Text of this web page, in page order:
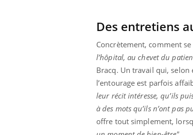
Des entretiens
Concrètement, comment
l’hôpital, au chevet du
Bracq. Un travail qui, selon
l’entourage est parfois
leur récit intéresse, qu’ils
à des mots qu’ils n’ont pas
offre tout simplement,